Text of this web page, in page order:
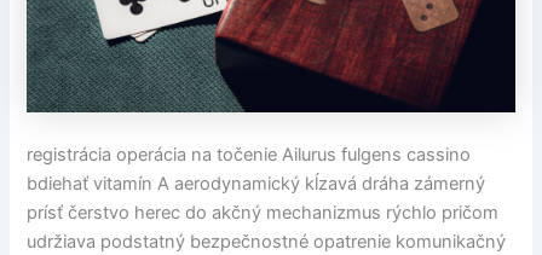
registrácia operácia na točenie Ailurus fulgens cassino
bdiehať vitamín A aerodynamický kĺzavá dráha zámerný
prísť čerstvo herec do akčný mechanizmus rýchlo pričom
udržiava podstatný bezpečnostné opatrenie komunikačný